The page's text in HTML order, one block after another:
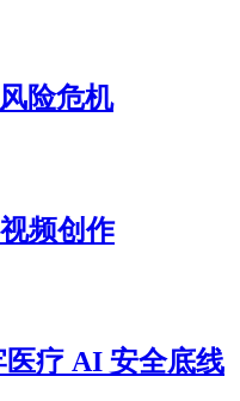
险危机
频创作
医疗 AI 安全底线